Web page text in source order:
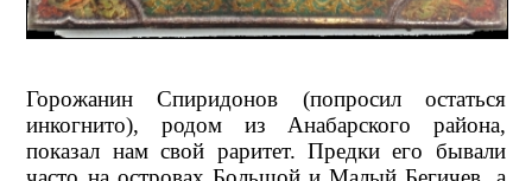
Горожанин Спиридонов (попросил остаться
инкогнито), родом из Анабарского района,
показал нам свой раритет. Предки его бывали